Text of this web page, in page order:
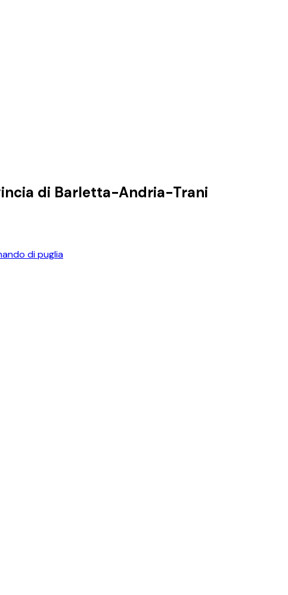
di Barletta-Andria-Trani
di puglia